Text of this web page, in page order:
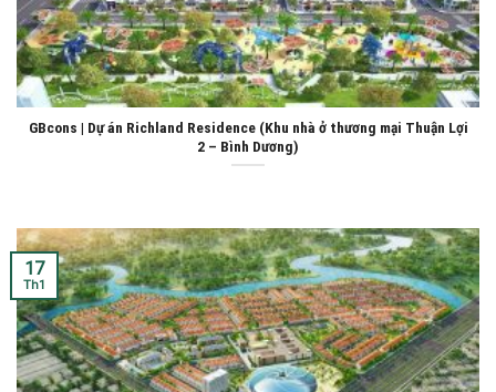
GBcons | Dự án Richland Residence (Khu nhà ở thương mại Thuận Lợi
2 – Bình Dương)
17
Th1